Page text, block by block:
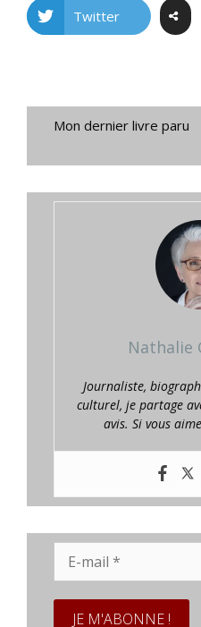
Twitter
Mon dernier livre paru
Nathalie
Journaliste,
culturel, je partage
avis. Si vous
mail